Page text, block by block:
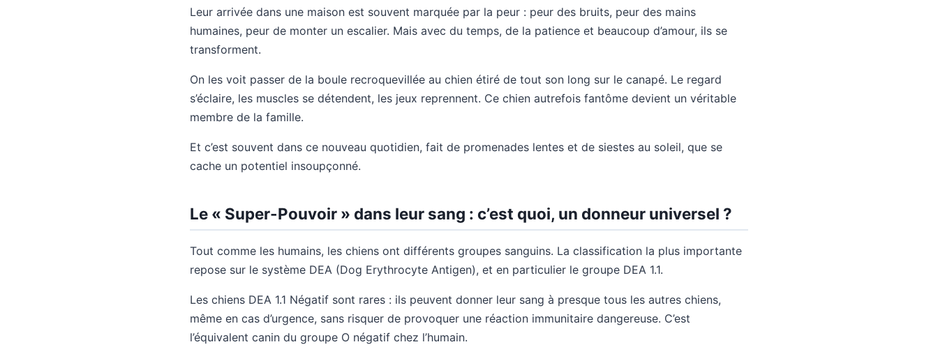
Leur arrivée dans une maison est souvent marquée par la peur : peur des bruits, peur des mains
humaines, peur de monter un escalier. Mais avec du temps, de la patience et beaucoup d’amour, ils se
transforment.
On les voit passer de la boule recroquevillée au chien étiré de tout son long sur le canapé. Le regard
s’éclaire, les muscles se détendent, les jeux reprennent. Ce chien autrefois fantôme devient un véritable
membre de la famille.
Et c’est souvent dans ce nouveau quotidien, fait de promenades lentes et de siestes au soleil, que se
cache un potentiel insoupçonné.
Le « Super-Pouvoir » dans leur sang : c’est quoi, un donneur universel ?
Tout comme les humains, les chiens ont différents groupes sanguins. La classification la plus importante
repose sur le système DEA (Dog Erythrocyte Antigen), et en particulier le groupe DEA 1.1.
Les chiens DEA 1.1 Négatif sont rares : ils peuvent donner leur sang à presque tous les autres chiens,
même en cas d’urgence, sans risquer de provoquer une réaction immunitaire dangereuse. C’est
l’équivalent canin du groupe O négatif chez l’humain.